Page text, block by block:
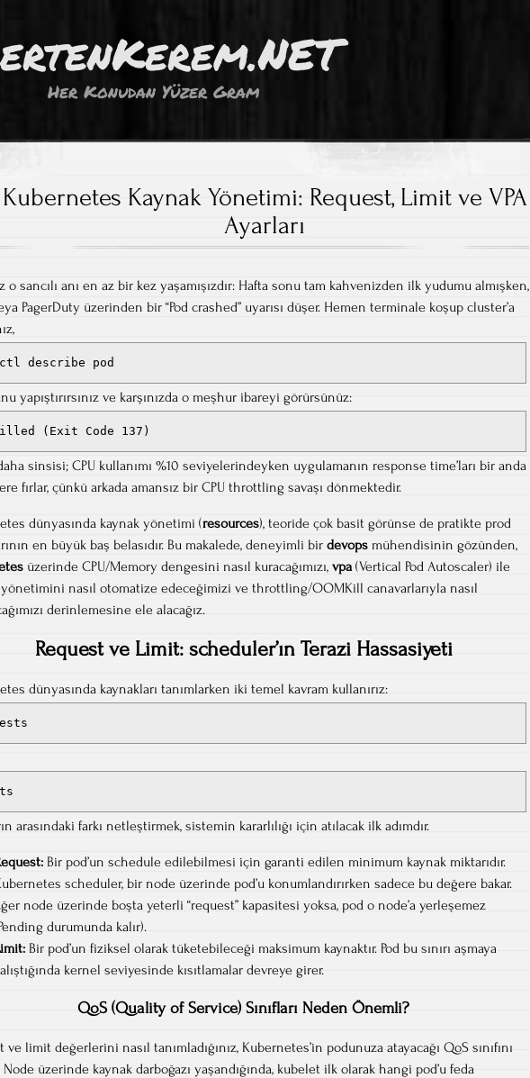
Her Konudan Yüzer Gram
Kubernetes Kaynak Yönetimi: Request, Limit ve VPA
Ayarları
o sancılı anı en az bir kez yaşamışızdır: Hafta sonu tam kahvenizden ilk yudumu almışken,
PagerDuty üzerinden bir “Pod crashed” uyarısı düşer. Hemen terminale koşup cluster’a
describe pod
yapıştırırsınız ve karşınızda o meşhur ibareyi görürsünüz:
(Exit Code 137)
sinsisi; CPU kullanımı %10 seviyelerindeyken uygulamanın response time’ları bir anda
fırlar, çünkü arkada amansız bir CPU throttling savaşı dönmektedir.
dünyasında kaynak yönetimi (resources), teoride çok basit görünse de pratikte prod
en büyük baş belasıdır. Bu makalede, deneyimli bir devops mühendisinin gözünden,
üzerinde CPU/Memory dengesini nasıl kuracağımızı, vpa(Vertical Pod Autoscaler) ile
yönetimini nasıl otomatize edeceğimizi ve throttling/OOMKill canavarlarıyla nasıl
derinlemesine ele alacağız.
Request ve Limit: scheduler’ın Terazi Hassasiyeti
dünyasında kaynakları tanımlarken iki temel kavram kullanırız:
arasındaki farkı netleştirmek, sistemin kararlılığı için atılacak ilk adımdır.
Bir pod’un schedule edilebilmesi için garanti edilen minimum kaynak miktarıdır.
scheduler, bir node üzerinde pod’u konumlandırırken sadece bu değere bakar.
node üzerinde boşta yeterli “request” kapasitesi yoksa, pod o node’a yerleşemez
durumunda kalır).
Bir pod’un fiziksel olarak tüketebileceği maksimum kaynaktır. Pod bu sınırı aşmaya
kernel seviyesinde kısıtlamalar devreye girer.
QoS (Quality of Service) Sınıfları Neden Önemli?
ve limit değerlerini nasıl tanımladığınız, Kubernetes’in podunuza atayacağı QoS sınıfını
üzerinde kaynak darboğazı yaşandığında, kubelet ilk olarak hangi pod’u feda